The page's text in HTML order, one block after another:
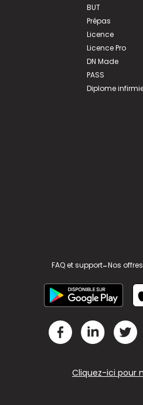
BUT
Prépas
Licence
Licence Pro
DN Made
PASS
Diplome
FAQ et support-Nos
Cliquez-ici pour